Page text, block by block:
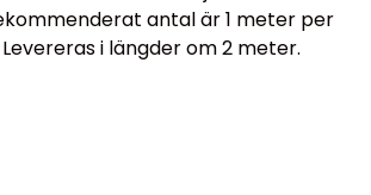
antal är 1 meter per
i längder om 2 meter.